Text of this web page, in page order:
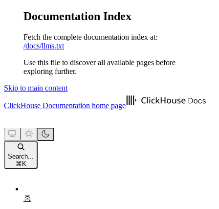
Documentation Index
Fetch the complete documentation index at:
/docs/llms.txt
Use this file to discover all available pages before
exploring further.
Skip to main content
ClickHouse Documentation home page
Search...
⌘ K
홈